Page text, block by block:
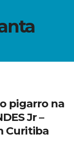
pigarro na
Jr –
Curitiba